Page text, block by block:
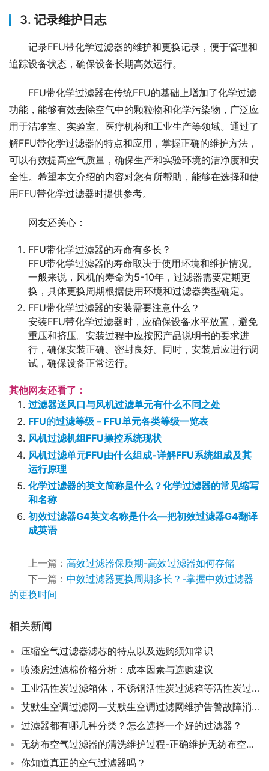
3. 记录维护日志
记录FFU带化学过滤器的维护和更换记录，便于管理和
追踪设备状态，确保设备长期高效运行。
FFU带化学过滤器在传统FFU的基础上增加了化学过滤
功能，能够有效去除空气中的颗粒物和化学污染物，广泛应
用于洁净室、实验室、医疗机构和工业生产等领域。通过了
解FFU带化学过滤器的特点和应用，掌握正确的维护方法，
可以有效提高空气质量，确保生产和实验环境的洁净度和安
全性。希望本文介绍的内容对您有所帮助，能够在选择和使
用FFU带化学过滤器时提供参考。
网友还关心：
FFU带化学过滤器的寿命有多长？
FFU带化学过滤器的寿命取决于使用环境和维护情况。
一般来说，风机的寿命为5-10年，过滤器需要定期更
换，具体更换周期根据使用环境和过滤器类型确定。
FFU带化学过滤器的安装需要注意什么？
安装FFU带化学过滤器时，应确保设备水平放置，避免
重压和挤压。安装过程中应按照产品说明书的要求进
行，确保安装正确、密封良好。同时，安装后应进行调
试，确保设备正常运行。
其他网友还看了：
过滤器送风口与风机过滤单元有什么不同之处
FFU的过滤等级 – FFU单元各类等级一览表
风机过滤机组FFU操控系统现状
风机过滤单元FFU由什么组成-详解FFU系统组成及其
运行原理
化学过滤器的英文简称是什么？化学过滤器的常见缩写
和名称
初效过滤器G4英文名称是什么—把初效过滤器G4翻译
成英语
上一篇： 高效过滤器保质期-高效过滤器如何存储
下一篇： 中效过滤器更换周期多长？-掌握中效过滤器
的更换时间
相关新闻
压缩空气过滤器滤芯的特点以及选购须知常识
喷漆房过滤棉价格分析：成本因素与选购建议
工业活性炭过滤箱体，不锈钢活性炭过滤箱等活性炭过滤箱的工艺、特色大放送
艾默生空调过滤网—艾默生空调过滤网维护告警故障消除方法
过滤器都有哪几种分类？怎么选择一个好的过滤器？
无纺布空气过滤器的清洗维护过程-正确维护无纺布空气过滤器
你知道真正的空气过滤器吗？